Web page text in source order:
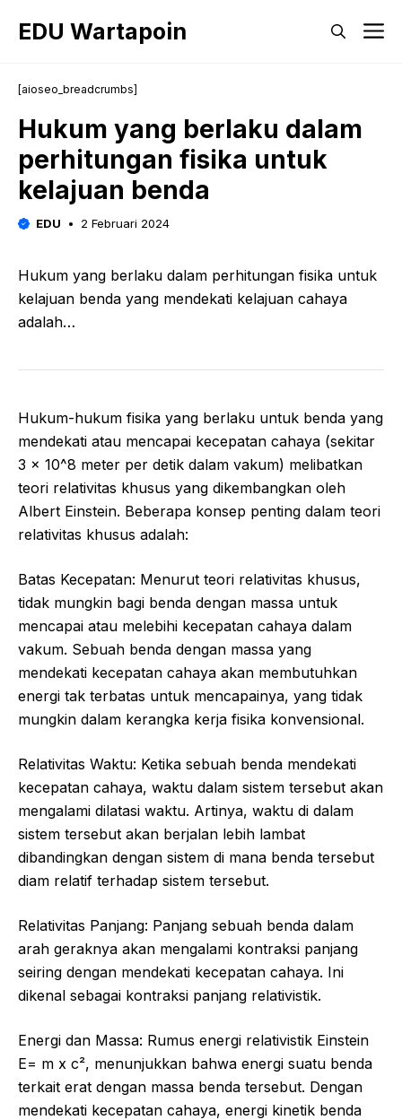
EDU Wartapoin
[aioseo_breadcrumbs]
Hukum yang berlaku dalam
perhitungan fisika untuk
kelajuan benda
EDU 2 Februari 2024
Hukum yang berlaku dalam perhitungan fisika untuk
kelajuan benda yang mendekati kelajuan cahaya
adalah…
Hukum-hukum fisika yang berlaku untuk benda yang
mendekati atau mencapai kecepatan cahaya (sekitar
3 x 10^8 meter per detik dalam vakum) melibatkan
teori relativitas khusus yang dikembangkan oleh
Albert Einstein. Beberapa konsep penting dalam teori
relativitas khusus adalah:
Batas Kecepatan: Menurut teori relativitas khusus,
tidak mungkin bagi benda dengan massa untuk
mencapai atau melebihi kecepatan cahaya dalam
vakum. Sebuah benda dengan massa yang
mendekati kecepatan cahaya akan membutuhkan
energi tak terbatas untuk mencapainya, yang tidak
mungkin dalam kerangka kerja fisika konvensional.
Relativitas Waktu: Ketika sebuah benda mendekati
kecepatan cahaya, waktu dalam sistem tersebut akan
mengalami dilatasi waktu. Artinya, waktu di dalam
sistem tersebut akan berjalan lebih lambat
dibandingkan dengan sistem di mana benda tersebut
diam relatif terhadap sistem tersebut.
Relativitas Panjang: Panjang sebuah benda dalam
arah geraknya akan mengalami kontraksi panjang
seiring dengan mendekati kecepatan cahaya. Ini
dikenal sebagai kontraksi panjang relativistik.
Energi dan Massa: Rumus energi relativistik Einstein
E= m x c², menunjukkan bahwa energi suatu benda
terkait erat dengan massa benda tersebut. Dengan
mendekati kecepatan cahaya, energi kinetik benda